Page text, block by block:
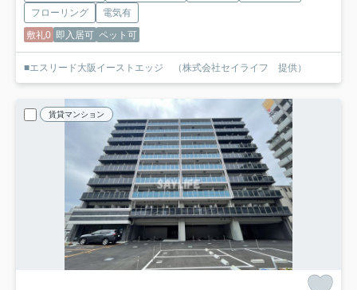
フローリング
電気有
敷礼0 即入居可 ペット可
■エスリード大阪イーストエッジ （株式会社セイライフ 提供）
賃貸マンション